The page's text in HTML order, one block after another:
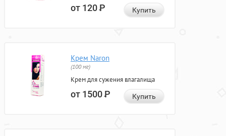
от 120Р Купить
Крем Naron
(100 мг)
Крем для сужения влагалища
от 1500Р Купить